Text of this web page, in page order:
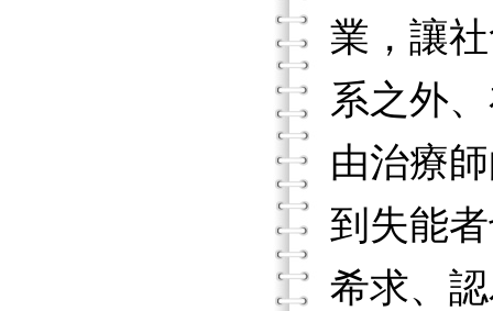
業，讓
系之外
由治療
到失能
希求、